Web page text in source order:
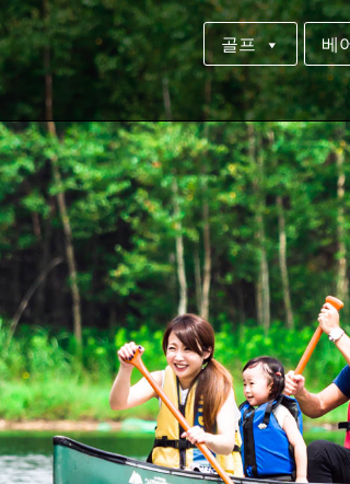
골프 베